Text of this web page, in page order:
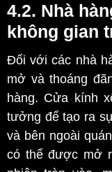
4.2. Nhà
không gian
Đối với các nhà
mở và thoáng
hàng. Cửa kính
tưởng để tạo ra
và bên ngoài
có thể được mở